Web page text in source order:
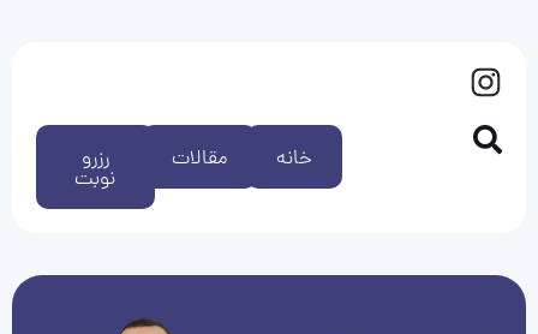
رزرو
نوبت
مقالات خانه